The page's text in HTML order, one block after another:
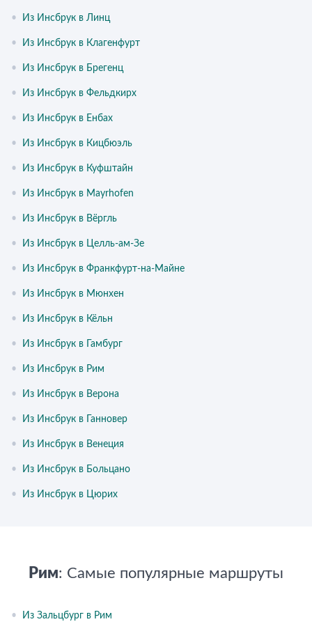
• Из Инсбрук в Линц
• Из Инсбрук в Клагенфурт
• Из Инсбрук в Брегенц
• Из Инсбрук в Фельдкирх
• Из Инсбрук в Енбах
• Из Инсбрук в Кицбюэль
• Из Инсбрук в Куфштайн
• Из Инсбрук в Mayrhofen
• Из Инсбрук в Вёргль
• Из Инсбрук в Целль-ам-Зе
• Из Инсбрук в Франкфурт-на-Майне
• Из Инсбрук в Мюнхен
• Из Инсбрук в Кёльн
• Из Инсбрук в Гамбург
• Из Инсбрук в Рим
• Из Инсбрук в Верона
• Из Инсбрук в Ганновер
• Из Инсбрук в Венеция
• Из Инсбрук в Больцано
• Из Инсбрук в Цюрих
Рим: Самые популярные маршруты
• Из Зальцбург в Рим